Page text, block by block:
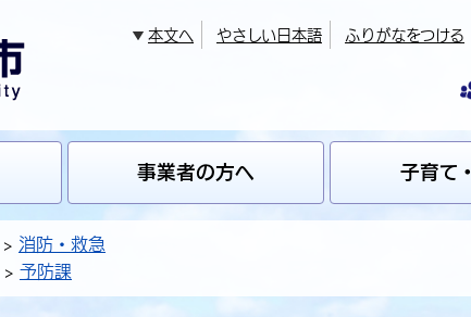
本文へ やさしい日本語 ふりがなをつける
事業者の方へ 子育て
消防・救急
予防課